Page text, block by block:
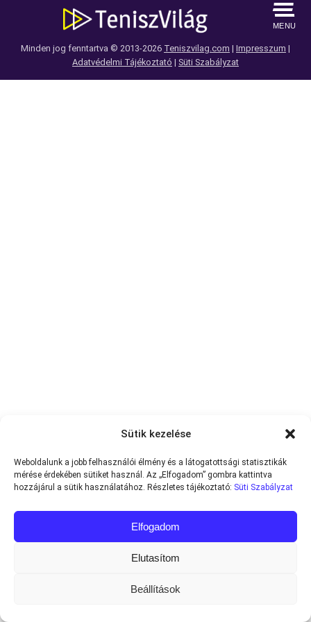
Sütik kezelése
Weboldalunk a jobb felhasználói élmény és a látogatottsági statisztikák
mérése érdekében sütiket használ. Az „Elfogadom” gombra kattintva
hozzájárul a sütik használatához. Részletes tájékoztató: Süti Szabályzat
Elfogadom
Elutasítom
Beállítások
MENU
Minden jog fenntartva © 2013-2026 Teniszvilag.com | Impresszum |
Adatvédelmi Tájékoztató | Süti Szabályzat